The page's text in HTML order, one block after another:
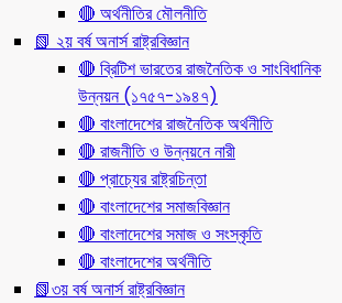
🔴 অর্থনীতির মৌলনীতি
📗 ২য় বর্ষ অনার্স রাষ্ট্রবিজ্ঞান
🔴 ব্রিটিশ ভারতের রাজনৈতিক ও সাংবিধানিক
উন্নয়ন (১৭৫৭-১৯৪৭)
🔴 বাংলাদেশের রাজনৈতিক অর্থনীতি
🔴 রাজনীতি ও উন্নয়নে নারী
🔴 প্রাচ্যের রাষ্ট্রচিন্তা
🔴 বাংলাদেশের সমাজবিজ্ঞান
🔴 বাংলাদেশের সমাজ ও সংস্কৃতি
🔴 বাংলাদেশের অর্থনীতি
📗৩য় বর্ষ অনার্স রাষ্ট্রবিজ্ঞান